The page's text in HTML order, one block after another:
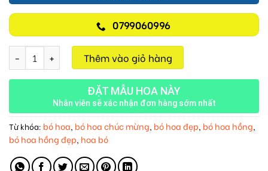
0799060996
Bó Hoa Cát Tường M237 số lượng
Thêm vào giỏ hàng
ĐẶT MẪU HOA NÀY
Nhân viên sẽ xác nhận đơn hàng sớm nhất
Từ khóa: bó hoa, bó hoa chúc mừng, bó hoa đẹp, bó hoa hồng,
bó hoa hồng đẹp, hoa bó